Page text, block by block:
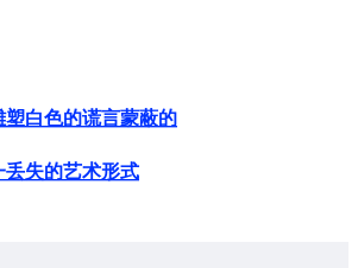
白色的谎言蒙蔽的
失的艺术形式